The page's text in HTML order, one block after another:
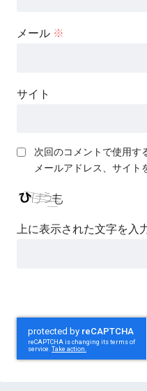
メール ※
サイト
次回のコメントで使用す
メールアドレス、サイト
上に表示された文字を入